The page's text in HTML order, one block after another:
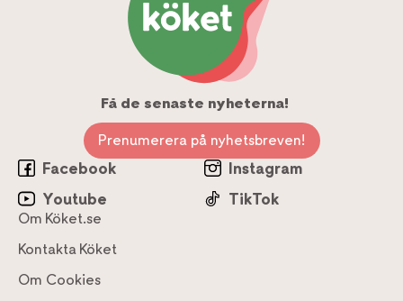
Få de senaste nyheterna!
Prenumerera på nyhetsbreven!
Facebook
Instagram
Youtube
TikTok
Om Köket.se
Kontakta Köket
Om Cookies